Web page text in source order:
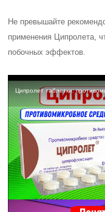
Не превышайте
применения Ципролета,
побочных эффектов.
Ципролет таблетки: